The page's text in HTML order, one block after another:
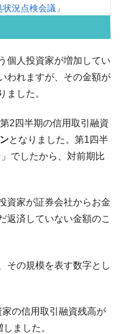
況点検会議」
台」しか売れなかっ
回やっても、何回やっ
薬自動供給装甲車両･珍
輸出入」絶好調。半導
％もある
雇用対策だソレ。
2026年07月は4,279億ド
明白だ」
く」投資に不適格な国
個人投資家が増加してい
われますが、その金額が
ました。
2四半期の信用取引融資
となりました。第1四半
でしたから、対前期比
資家が証券会社からお金
返済していない金額のこ
その規模を表す数字とし
の信用取引融資残高が
しました。